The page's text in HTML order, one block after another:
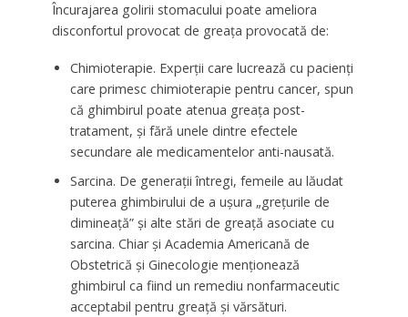
Încurajarea golirii stomacului poate ameliora
disconfortul provocat de greața provocată de:
Chimioterapie. Experții care lucrează cu pacienți
care primesc chimioterapie pentru cancer, spun
că ghimbirul poate atenua greața post-
tratament, și fără unele dintre efectele
secundare ale medicamentelor anti-nausată.
Sarcina. De generații întregi, femeile au lăudat
puterea ghimbirului de a ușura „grețurile de
dimineață” și alte stări de greață asociate cu
sarcina. Chiar și Academia Americană de
Obstetrică și Ginecologie menționează
ghimbirul ca fiind un remediu nonfarmaceutic
acceptabil pentru greață și vărsături.